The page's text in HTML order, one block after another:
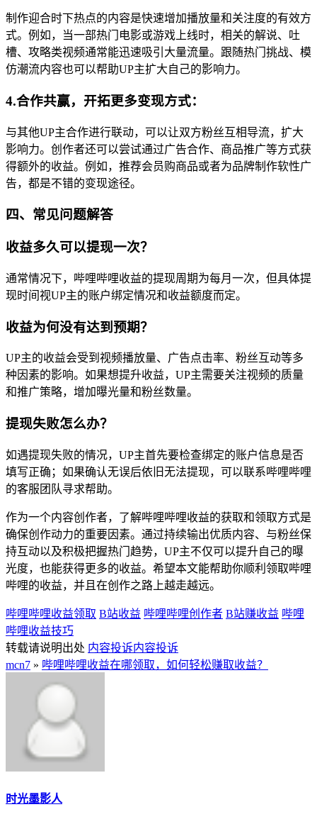
制作迎合时下热点的内容是快速增加播放量和关注度的有效方
式。例如，当一部热门电影或游戏上线时，相关的解说、吐
槽、攻略类视频通常能迅速吸引大量流量。跟随热门挑战、模
仿潮流内容也可以帮助UP主扩大自己的影响力。
4.合作共赢，开拓更多变现方式：
与其他UP主合作进行联动，可以让双方粉丝互相导流，扩大
影响力。创作者还可以尝试通过广告合作、商品推广等方式获
得额外的收益。例如，推荐会员购商品或者为品牌制作软性广
告，都是不错的变现途径。
四、常见问题解答
收益多久可以提现一次？
通常情况下，哔哩哔哩收益的提现周期为每月一次，但具体提
现时间视UP主的账户绑定情况和收益额度而定。
收益为何没有达到预期？
UP主的收益会受到视频播放量、广告点击率、粉丝互动等多
种因素的影响。如果想提升收益，UP主需要关注视频的质量
和推广策略，增加曝光量和粉丝数量。
提现失败怎么办？
如遇提现失败的情况，UP主首先要检查绑定的账户信息是否
填写正确；如果确认无误后依旧无法提现，可以联系哔哩哔哩
的客服团队寻求帮助。
作为一个内容创作者，了解哔哩哔哩收益的获取和领取方式是
确保创作动力的重要因素。通过持续输出优质内容、与粉丝保
持互动以及积极把握热门趋势，UP主不仅可以提升自己的曝
光度，也能获得更多的收益。希望本文能帮助你顺利领取哔哩
哔哩的收益，并且在创作之路上越走越远。
哔哩哔哩收益领取 B站收益 哔哩哔哩创作者 B站赚收益 哔哩
哔哩收益技巧
转载请说明出处 内容投诉内容投诉
mcn7 » 哔哩哔哩收益在哪领取，如何轻松赚取收益？
时光墨影人